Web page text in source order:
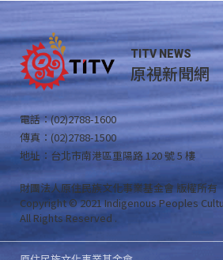
TITV NEWS
原視新聞網
電話：(02)2788-1600
傳真：(02)2788-1500
地址：台北市南港區重陽路 120 號 5 樓
財團法人原住民族文化事業基金會 版權所有
Copyright © 2021 Indigenous Peoples
All Rights Reserved .